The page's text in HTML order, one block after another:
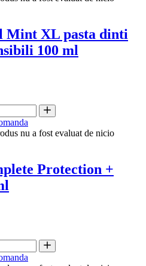
Mint XL pasta dinti
100 ml
nu a fost evaluat de nicio
Protection +